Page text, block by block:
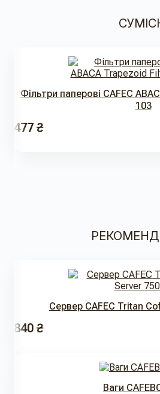
Фільтри паперові CAFEC
103
477 ₴
Сервер CAFEC Tritan
840 ₴
Ваги